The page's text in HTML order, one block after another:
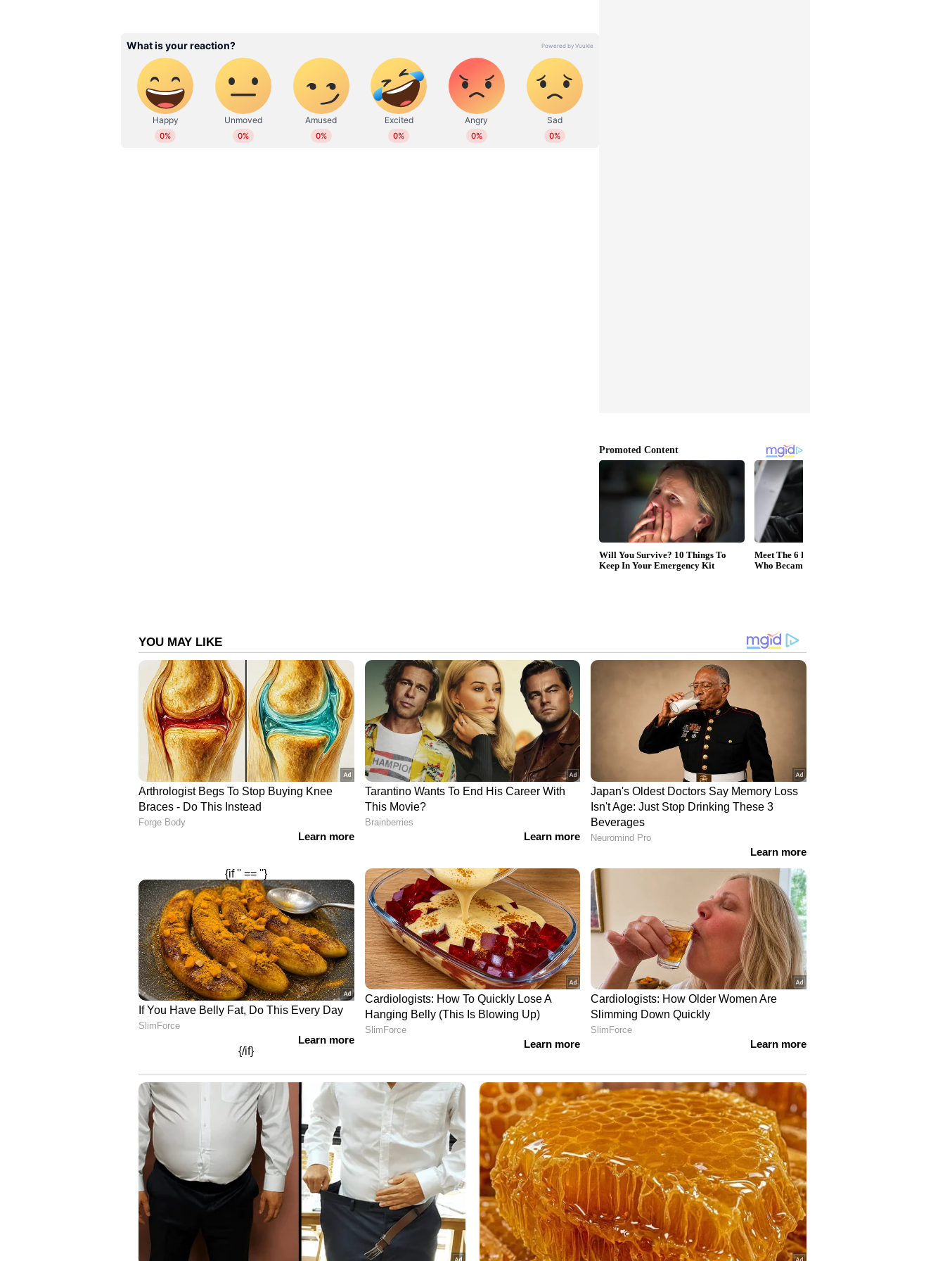
34-കാരനായ എറിക്സന് ഇത് രണ്ടാം തവണയാണ് കളിക്കളത്തിൽ വെച്ച്
ഹൃദയസംബന്ധമായ അസുഖത്തെ തുടർന്ന് കുഴഞ്ഞുവീഴുന്നത്. 2021-ലെ യൂറോ
കപ്പിൽ ഫിൻലാൻഡിനെതിരായ മത്സരത്തിനിടയിൽ എറിക്സന് ഹൃദയാഘാതം
സുഖമായിരിക്കുന്നുവെന്ന വിവരം സഹതാരങ്ങളെ അറിയിക്കാൻ അദ്ദേഹം എന്നോട്
ആവശ്യപ്പെട്ടിട്ടുണ്ട്- ഡോ. മോർട്ടൻ ബോസൻ പറഞ്ഞു.2021-ൽ ഫിൻലാൻഡിനെതിരായ
മത്സരത്തിൽ എറിക്സന് ഹൃദയാഘാതമുണ്ടായപ്പോഴും ഡോ. ബോസന്റെ
നേതൃത്വത്തിലുള്ള മെഡിക്കൽ സംഘമാണ് താരത്തിന് സി.പി.ആർ നൽകി ജീവൻ
രക്ഷിച്ചത്. ലോകകപ്പ് മത്സരങ്ങൾ ആരംഭിക്കാൻ ദിവസങ്ങൾ മാത്രം ബാക്കിനിൽക്കെ
താരം വീണ്ടും കുഴഞ്ഞുവീണത് കായിക ലോകത്ത് വലിയ ആശങ്ക സൃഷ്ടിക്കുന്നുണ്ട്.
യുക്രൈനും ഡെന്‍മാര്‍ക്കും ലോകകപ്പിന് യോഗ്യത നേടിയിട്ടില്ല.
ഏഷ്യാനെറ്റ് ന്യൂസ് ലൈവ് കാണാന്‍ ഇവിടെ ക്ലിക് ചെയ്യുക
അസിസ്റ്റന്‍റ് എഡിറ്ററും സ്പോർട്സ് ലീഡുമാണ്. 2004ൽ കേരള മീഡിയ അക്കാദമിയില്‍
നിന്ന് പത്രപ്രവര്‍ത്തനത്തില്‍ ബിരാദനന്തര ബിരുദ ഡിപ്ലോമ. സ്പോര്‍ട്സ്,
എന്‍റര്‍ടെയ്ൻമെന്‍റ് വിഷയങ്ങളില്‍ എഴുതുന്നു. 20 വര്‍ഷമായി മാധ്യമപ്രവര്‍ത്തകൻ.
ക്രിക്കറ്റ്, ഫുട്ബോള്‍ ലോകകപ്പുകൾ, ഒളിംപിക്സ് , ലോക്സഭാ, നിയമസഭാ
തെരഞ്ഞെടുപ്പുകള്‍, സ്കൂള്‍ കലോത്സവും കായികമേളകള്‍ ഉള്‍പ്പെടെയുള്ള
ഇവന്‍റുകള്‍ ഏഷ്യാനെറ്റ് ന്യൂസ് ഓണ്‍ലൈനിനുവേണ്ടി ലീഡ് ചെയ്തു. പ്രിന്‍റ് മീഡിയയില്‍
ദീപിക, മംഗളം, മനോരമ ദിനപത്രങ്ങളിലും ഡിജിറ്റൽ മീഡിയയില്‍ യാഹു, വെബ്ദുനിയ,
ദീപിക എന്നിവയിലും പ്രവര്‍ത്തിച്ചു. ഇ മെയില്‍: gopalakrishnan@asianetnews.in